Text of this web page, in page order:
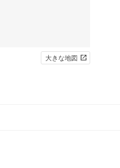
大きな地図